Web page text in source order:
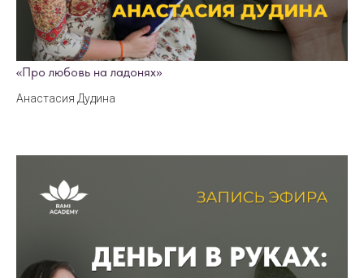
«Про любовь на ладонях»
Анастасия Дудина